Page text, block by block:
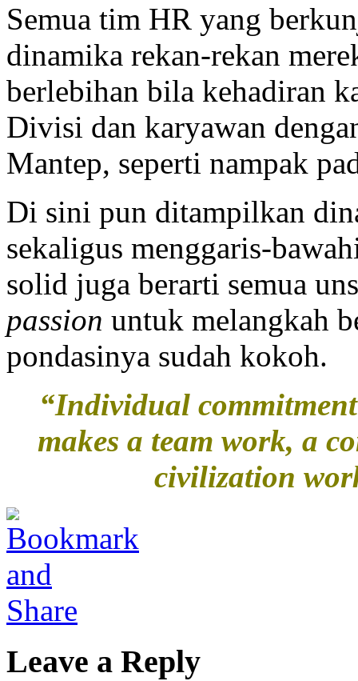
Semua tim HR yang
dinamika rekan-rekan
berlebihan bila kehadiran
Divisi dan karyawan
Mantep, seperti nampak
Di sini pun ditampilkan
sekaligus menggaris-
solid juga berarti semua
passion untuk melangkah
pondasinya sudah kokoh.
“Individual
makes a team work, a
civilization
Leave a Reply